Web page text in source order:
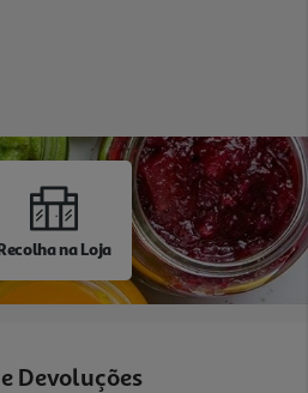
na Loja
Devoluções